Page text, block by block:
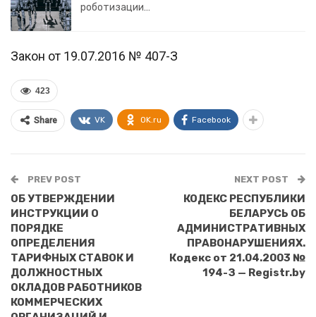
роботизации…
Закон от 19.07.2016 № 407-З
423
Share VK OK.ru Facebook
PREV POST
ОБ УТВЕРЖДЕНИИ
ИНСТРУКЦИИ О
ПОРЯДКЕ
ОПРЕДЕЛЕНИЯ
ТАРИФНЫХ СТАВОК И
ДОЛЖНОСТНЫХ
ОКЛАДОВ РАБОТНИКОВ
КОММЕРЧЕСКИХ
NEXT POST
КОДЕКС РЕСПУБЛИКИ
БЕЛАРУСЬ ОБ
АДМИНИСТРАТИВНЫХ
ПРАВОНАРУШЕНИЯХ.
Кодекс от 21.04.2003 №
194-З — Registr.by